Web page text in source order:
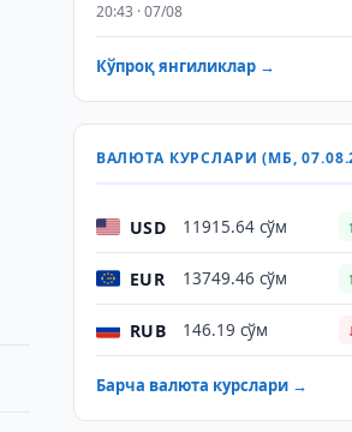
20:43 · 07/08
Кўпроқ янгиликлар →
ВАЛЮТА КУРСЛАРИ (МБ,
USD 11915.64 сўм
EUR 13749.46 сўм
RUB 146.19 сўм
Барча валюта курслари →